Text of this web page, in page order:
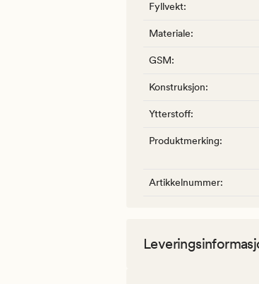
Fyllvekt:
Materiale:
GSM:
Konstruksjon:
Ytterstoff:
Produktmerking:
Artikkelnummer: